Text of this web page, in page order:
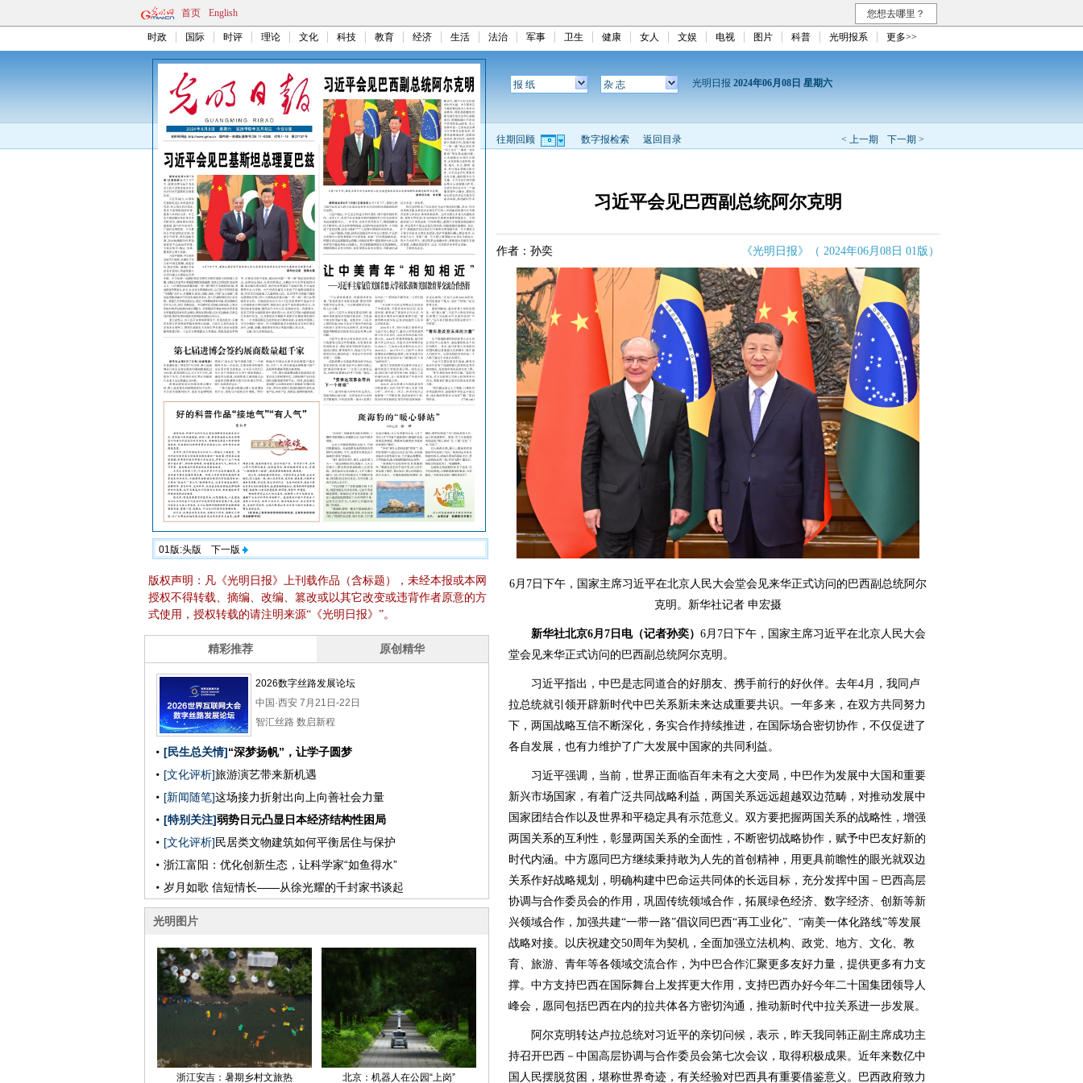
首页 English 您想去哪里？
时政 国际 时评 理论 文化 科技 教育 经济 生活 法治 军事 卫生 健康 女人 文娱 电视 图片 科普 光明报系 更多>>
01版:头版 下一版
版权声明：凡《光明日报》上刊载作品（含标题），未经本报或本网
授权不得转载、摘编、改编、篡改或以其它改变或违背作者原意的方
式使用，授权转载的请注明来源“《光明日报》”。
报 纸 杂 志 光明日报 2024年06月08日 星期六
< 上一期 下一期 >
往期回顾 数字报检索 返回目录
习近平会见巴西副总统阿尔克明
作者：孙奕 《光明日报》（ 2024年06月08日 01版）
6月7日下午，国家主席习近平在北京人民大会堂会见来华正式访问的巴西副总统阿尔
克明。新华社记者 申宏摄
新华社北京6月7日电（记者孙奕） 6月7日下午，国家主席习近平在北京人民大会
堂会见来华正式访问的巴西副总统阿尔克明。
习近平指出，中巴是志同道合的好朋友、携手前行的好伙伴。去年4月，我同卢
拉总统就引领开辟新时代中巴关系新未来达成重要共识。一年多来，在双方共同努力
下，两国战略互信不断深化，务实合作持续推进，在国际场合密切协作，不仅促进了
各自发展，也有力维护了广大发展中国家的共同利益。
习近平强调，当前，世界正面临百年未有之大变局，中巴作为发展中大国和重要
新兴市场国家，有着广泛共同战略利益，两国关系远远超越双边范畴，对推动发展中
国家团结合作以及世界和平稳定具有示范意义。双方要把握两国关系的战略性，增强
两国关系的互利性，彰显两国关系的全面性，不断密切战略协作，赋予中巴友好新的
时代内涵。中方愿同巴方继续秉持敢为人先的首创精神，用更具前瞻性的眼光就双边
关系作好战略规划，明确构建中巴命运共同体的长远目标，充分发挥中国－巴西高层
协调与合作委员会的作用，巩固传统领域合作，拓展绿色经济、数字经济、创新等新
兴领域合作，加强共建“一带一路”倡议同巴西“再工业化”、“南美一体化路线”等发展
战略对接。以庆祝建交50周年为契机，全面加强立法机构、政党、地方、文化、教
育、旅游、青年等各领域交流合作，为中巴合作汇聚更多友好力量，提供更多有力支
撑。中方支持巴西在国际舞台上发挥更大作用，支持巴西办好今年二十国集团领导人
峰会，愿同包括巴西在内的拉共体各方密切沟通，推动新时代中拉关系进一步发展。
阿尔克明转达卢拉总统对习近平的亲切问候，表示，昨天我同韩正副主席成功主
持召开巴西－中国高层协调与合作委员会第七次会议，取得积极成果。近年来数亿中
国人民摆脱贫困，堪称世界奇迹，有关经验对巴西具有重要借鉴意义。巴西政府致力